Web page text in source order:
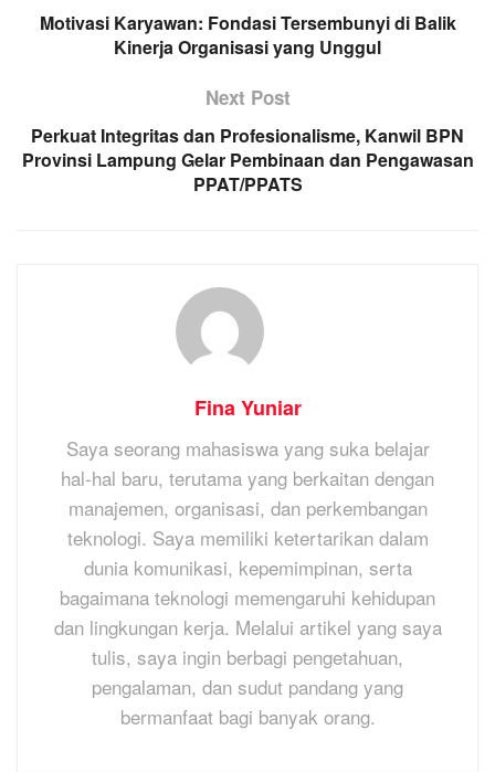
Motivasi Karyawan: Fondasi Tersembunyi di Balik
Kinerja Organisasi yang Unggul
Next Post
Perkuat Integritas dan Profesionalisme, Kanwil BPN
Provinsi Lampung Gelar Pembinaan dan Pengawasan
PPAT/PPATS
Fina Yuniar
Saya seorang mahasiswa yang suka belajar
hal-hal baru, terutama yang berkaitan dengan
manajemen, organisasi, dan perkembangan
teknologi. Saya memiliki ketertarikan dalam
dunia komunikasi, kepemimpinan, serta
bagaimana teknologi memengaruhi kehidupan
dan lingkungan kerja. Melalui artikel yang saya
tulis, saya ingin berbagi pengetahuan,
pengalaman, dan sudut pandang yang
bermanfaat bagi banyak orang.